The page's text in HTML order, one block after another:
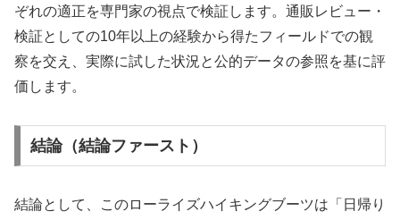
ぞれの適正を専門家の視点で検証します。通販レビュー・
検証としての10年以上の経験から得たフィールドでの観
察を交え、実際に試した状況と公的データの参照を基に評
価します。
結論（結論ファースト）
結論として、このローライズハイキングブーツは「日帰り